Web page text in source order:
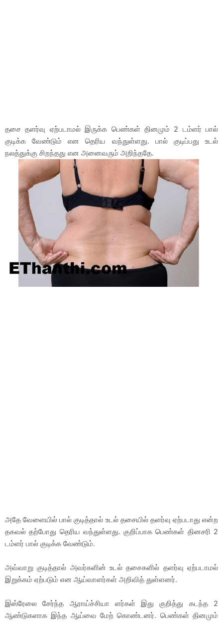
தசை தளர்வு ஏற்படாமல் இருக்க பெண்கள் தினமும் 2 டம்ளர் பால்
குடிக்க வேண்டும் என தெரிய வந்துள்ளது. பால் குடிப்பது உடல்
நலத்துக்கு சிறந்தது என அனைவரும் அறிந்ததே.
அதே வேளையில் பால் குடித்தால் உடல் தசையில் தளர்வு ஏற்படாது என்ற
தகவல் தற்போது தெரிய வந்துள்ளது. குறிப்பாக பெண்கள் தினசரி 2
டம்ளர் பால் குடிக்க வேண்டும்.
அவ்வாறு குடித்தால் அவர்களின் உடல் தசைகளில் தளர்வு ஏற்படாமல்
இறுக்கம் ஏற்படும் என ஆய்வாளர்கள் அறிவித் துள்ளனர்.
இஸ்ரேலை சேர்ந்த ஆராய்ச்சியா ளர்கள் இது குறித்து கடந்த 2
ஆண்டுகளாக இந்த ஆய்வை மேற் கொண்டனர். பெண்கள் தினமும்